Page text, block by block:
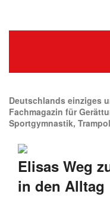
Abonnieren
Shop
Über uns
Kontakt / Impressum /
Deutschlands einziges
Fachmagazin für
Sportgymnastik,
Elisas Weg
in den Alltag